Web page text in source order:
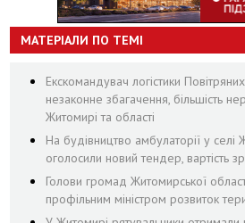
МАТЕРІАЛИ ПО ТЕМІ
Екскомандувач логістики
незаконне збагачення, більшість
Житомирі та області
На будівництво амбулаторії у
оголосили новий тендер, вартість
Голови громад Житомирської
профільним міністром розвиток